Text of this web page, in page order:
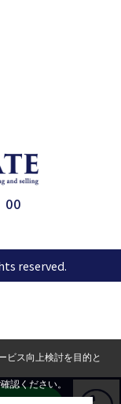
00
reserved.
ビス向上検討を目的と
認ください。